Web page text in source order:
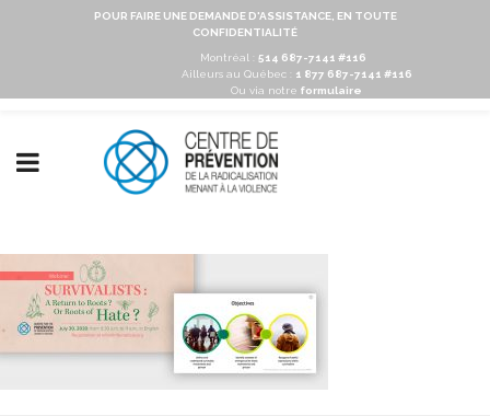
POUR FAIRE UNE DEMANDE D'ASSISTANCE, EN TOUTE
CONFIDENTIALITÉ
Montréal : 514 687-7141 #116
Ailleurs au Québec :
1 877 687-7141 #116
Ou via notre formulaire